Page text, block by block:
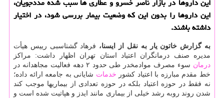
این داروها در بازار ناصر خسرو و عطاری ها سبب شده مددجویان،
این داروها را بدون این که وضعیت بیمار بررسی شود، در اختیار
داشته باشند.
به گزارش خاتون یار به نقل از ایسنا، فرهاد گشتاسبی رییس هیأت
مدیره صنف درمانگران اعتیاد استان تهران اظهار داشت: مراکز
درمان
سوء مصرف موادمخدر طی حدود ۲ دهه فعالیت مجاهدانه در
خط مقدم مبارزه با اعتیاد کشور خدمات شایانی به جامعه ارائه داده؛
نه فقط در حوزه اعتیاد بلکه در حوزه تعدادی از بیماریها موجب کند
شدن روند روبه رشد خیلی از بیماری مانند ایدز و هپاتیت شده است و